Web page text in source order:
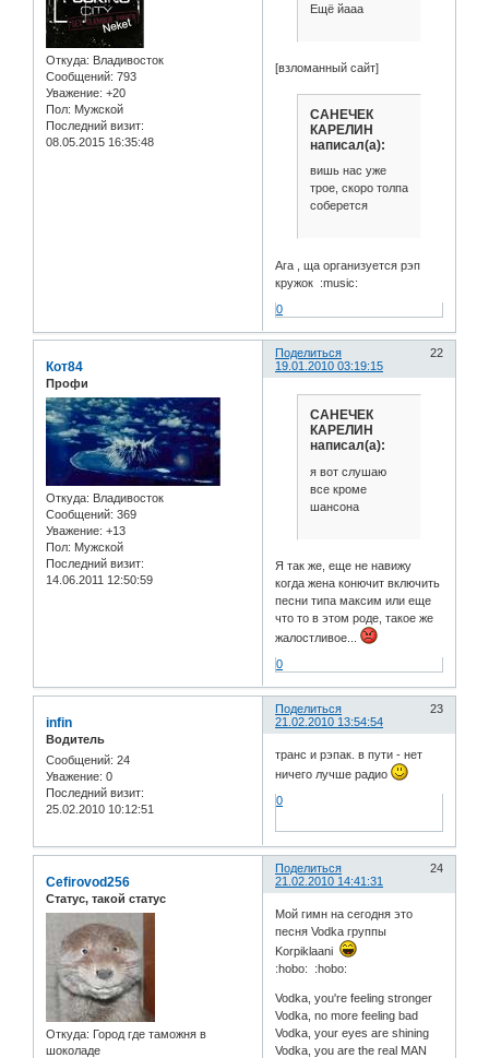
Откуда: Владивосток
Сообщений: 793
Уважение: +20
Пол: Мужской
Последний визит:
08.05.2015 16:35:48
Ещё йааа
[взломанный сайт]
САНЕЧЕК
КАРЕЛИН
написал(а):
вишь нас уже
трое, скоро толпа
соберется
Ага , ща организуется рэп
кружок :music:
0
Поделиться
22
19.01.2010 03:19:15
Кот84
Профи
Откуда: Владивосток
Сообщений: 369
Уважение: +13
Пол: Мужской
Последний визит:
14.06.2011 12:50:59
САНЕЧЕК
КАРЕЛИН
написал(а):
я вот слушаю
все кроме
шансона
Я так же, еще не навижу
когда жена конючит включить
песни типа максим или еще
что то в этом роде, такое же
жалостливое...
0
Поделиться
23
21.02.2010 13:54:54
infin
Водитель
Сообщений: 24
Уважение: 0
Последний визит:
25.02.2010 10:12:51
транс и рэпак. в пути - нет
ничего лучше радио
0
Поделиться
24
21.02.2010 14:41:31
Cefirovod256
Статус, такой статус
Откуда: Город где таможня в
шоколаде
Мой гимн на сегодня это
песня Vodka группы
Korpiklaani
:hobo: :hobo:
Vodka, you're feeling stronger
Vodka, no more feeling bad
Vodka, your eyes are shining
Vodka, you are the real MAN